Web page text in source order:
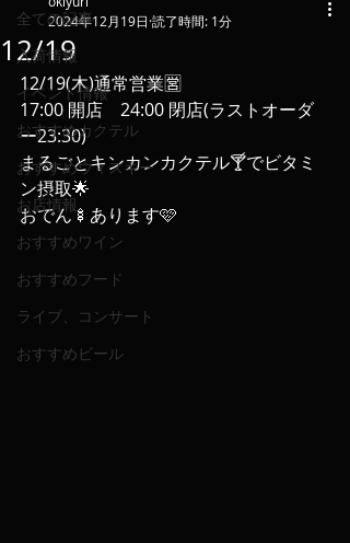
全ての記事
入荷情報
イベント情報
おすすめカクテル
おすすめウィスキー
お店情報
おすすめワイン
おすすめフード
ライブ、コンサート
おすすめビール
12/19
2024年12月19日 読了時間: 1分
12/19(木)通常営業🈺
17:00 開店　24:00 閉店(ラストオーダ
ー23:30)
まるごとキンカンカクテル🍸でビタミ
ン摂取🌟
おでん🍢あります🩷